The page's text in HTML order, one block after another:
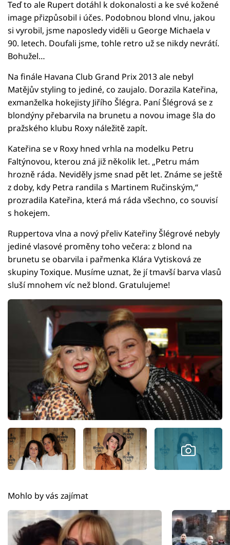
Teď to ale Rupert dotáhl k dokonalosti a ke své kožené
image přizpůsobil i účes. Podobnou blond vlnu, jakou
si vyrobil, jsme naposledy viděli u George Michaela v
90. letech. Doufali jsme, tohle retro už se nikdy nevrátí.
Bohužel…
Na finále Havana Club Grand Prix 2013 ale nebyl
Matějův styling to jediné, co zaujalo. Dorazila Kateřina,
exmanželka hokejisty Jiřího Šlégra. Paní Šlégrová se z
blondýny přebarvila na brunetu a novou image šla do
pražského klubu Roxy náležitě zapít.
Kateřina se v Roxy hned vrhla na modelku Petru
Faltýnovou, kterou zná již několik let. „Petru mám
hrozně ráda. Neviděly jsme snad pět let. Známe se ještě
z doby, kdy Petra randila s Martinem Ručinským,“
prozradila Kateřina, která má ráda všechno, co souvisí
s hokejem.
Ruppertova vlna a nový přeliv Kateřiny Šlégrové nebyly
jediné vlasové proměny toho večera: z blond na
brunetu se obarvila i pařmenka Klára Vytisková ze
skupiny Toxique. Musíme uznat, že jí tmavší barva vlasů
sluší mnohem víc než blond. Gratulujeme!
Mohlo by vás zajímat